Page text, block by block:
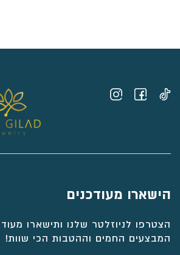
הישארו מעודכנים
הצטרפו לניוזלטר שלנו ותישארו
המבצעים החמים וההטבות הכי שוות!